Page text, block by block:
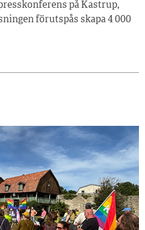
på Kastrup,
förutspås skapa 4 000